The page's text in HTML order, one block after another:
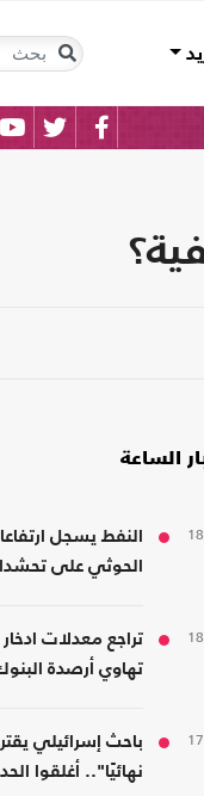
الساعة
النفط يسجل
الحوثي على
تراجع معدلات
تهاوي أرصدة
باحث إسرائيلي
نهائيًا".. أغلقوا